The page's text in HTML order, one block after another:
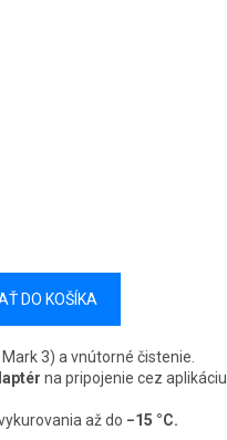
DO KOŠÍKA
3) a vnútorné čistenie.
na pripojenie cez aplikáciu
až do −15 °C.